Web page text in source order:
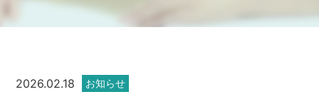
2026.02.18 お知らせ